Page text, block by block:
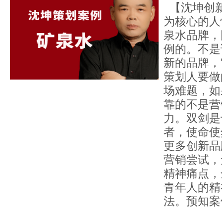
【沈坤创
为核心的
泉水品牌
例的。不
新的品牌
策划人要
场难题，
靠的不是
力。双剑
者，使命
更多创新
营销尝试
精神痛点
青年人的
法。预知